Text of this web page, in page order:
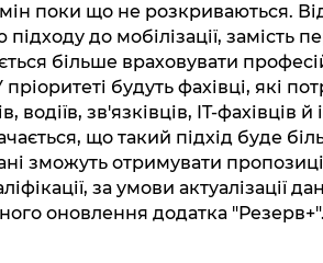
поки що не розкриваються.
до мобілізації, замість
більше враховувати
будуть фахівці, які
водіїв, зв'язківців, IT-фахівців
що такий підхід буде
зможуть отримувати
за умови актуалізації
оновлення додатка "Резерв+".